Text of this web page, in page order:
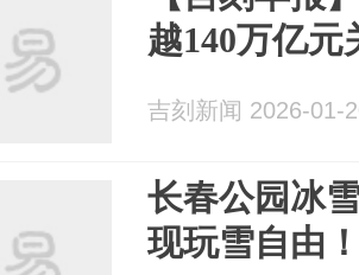
越140万亿元
吉刻新闻 2026-01-
长春公园冰
现玩雪自由